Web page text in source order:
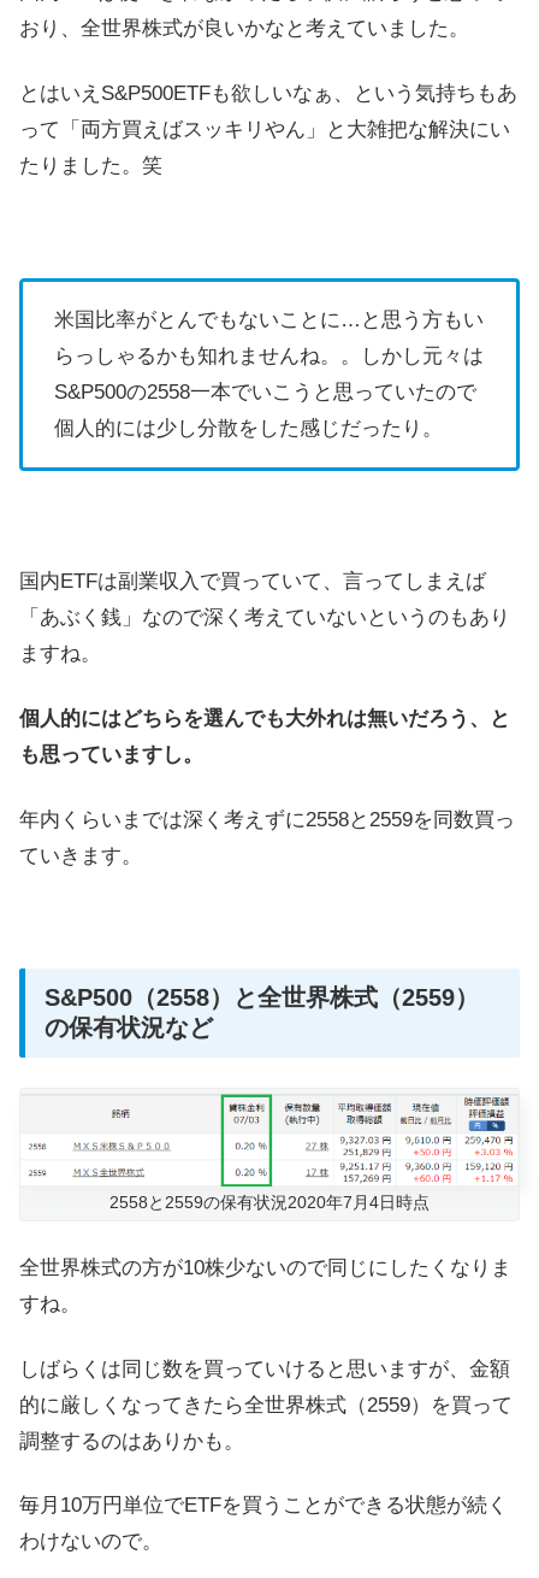
おり、全世界株式が良いかなと考えていました。
とはいえS&P500ETFも欲しいなぁ、という気持ちもあ
って「両方買えばスッキリやん」と大雑把な解決にい
たりました。笑
米国比率がとんでもないことに…と思う方もい
らっしゃるかも知れませんね。。しかし元々は
S&P500の2558一本でいこうと思っていたので
個人的には少し分散をした感じだったり。
国内ETFは副業収入で買っていて、言ってしまえば
「あぶく銭」なので深く考えていないというのもあり
ますね。
個人的にはどちらを選んでも大外れは無いだろう、と
も思っていますし。
年内くらいまでは深く考えずに2558と2559を同数買っ
ていきます。
S&P500（2558）と全世界株式（2559）
の保有状況など
2558と2559の保有状況2020年7月4日時点
全世界株式の方が10株少ないので同じにしたくなりま
すね。
しばらくは同じ数を買っていけると思いますが、金額
的に厳しくなってきたら全世界株式（2559）を買って
調整するのはありかも。
毎月10万円単位でETFを買うことができる状態が続く
わけないので。